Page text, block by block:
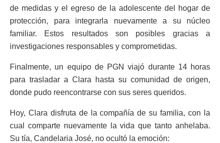
de medidas y el egreso de la adolescente del hogar de
protección, para integrarla nuevamente a su núcleo
familiar. Estos resultados son posibles gracias a
investigaciones responsables y comprometidas.
Finalmente, un equipo de PGN viajó durante 14 horas
para trasladar a Clara hasta su comunidad de origen,
donde pudo reencontrarse con sus seres queridos.
Hoy, Clara disfruta de la compañía de su familia, con la
cual comparte nuevamente la vida que tanto anhelaba.
Su tía, Candelaria José, no ocultó la emoción: